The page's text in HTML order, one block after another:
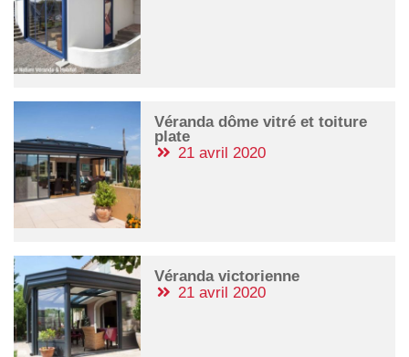
Véranda dôme vitré et toiture
plate
21 avril 2020
Véranda victorienne
21 avril 2020